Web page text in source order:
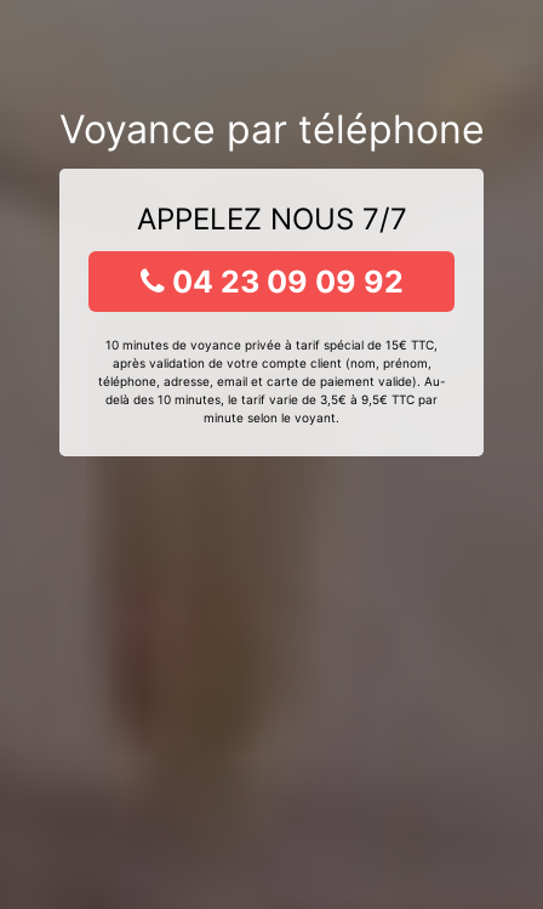
Voyance par téléphone
APPELEZ NOUS 7/7
04 23 09 09 92
10 minutes de voyance privée à tarif spécial de 15€ TTC,
après validation de votre compte client (nom, prénom,
téléphone, adresse, email et carte de paiement valide). Au-
delà des 10 minutes, le tarif varie de 3,5€ à 9,5€ TTC par
minute selon le voyant.